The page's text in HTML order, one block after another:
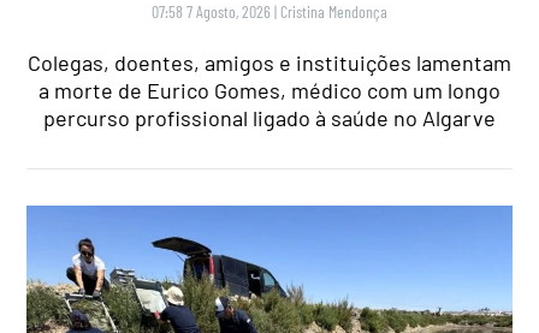
07:58 7 Agosto, 2026 | Cristina Mendonça
Colegas, doentes, amigos e instituições lamentam
a morte de Eurico Gomes, médico com um longo
percurso profissional ligado à saúde no Algarve